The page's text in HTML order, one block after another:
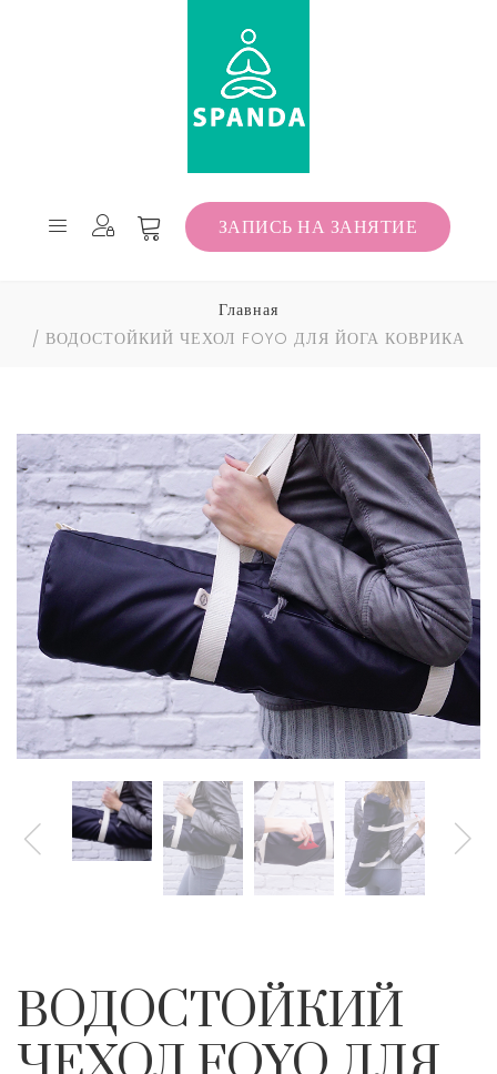
ЗАПИСЬ НА ЗАНЯТИЕ
Главная
ВОДОСТОЙКИЙ ЧЕХОЛ FOYO ДЛЯ ЙОГА КОВРИКА
ВОДОСТОЙКИЙ